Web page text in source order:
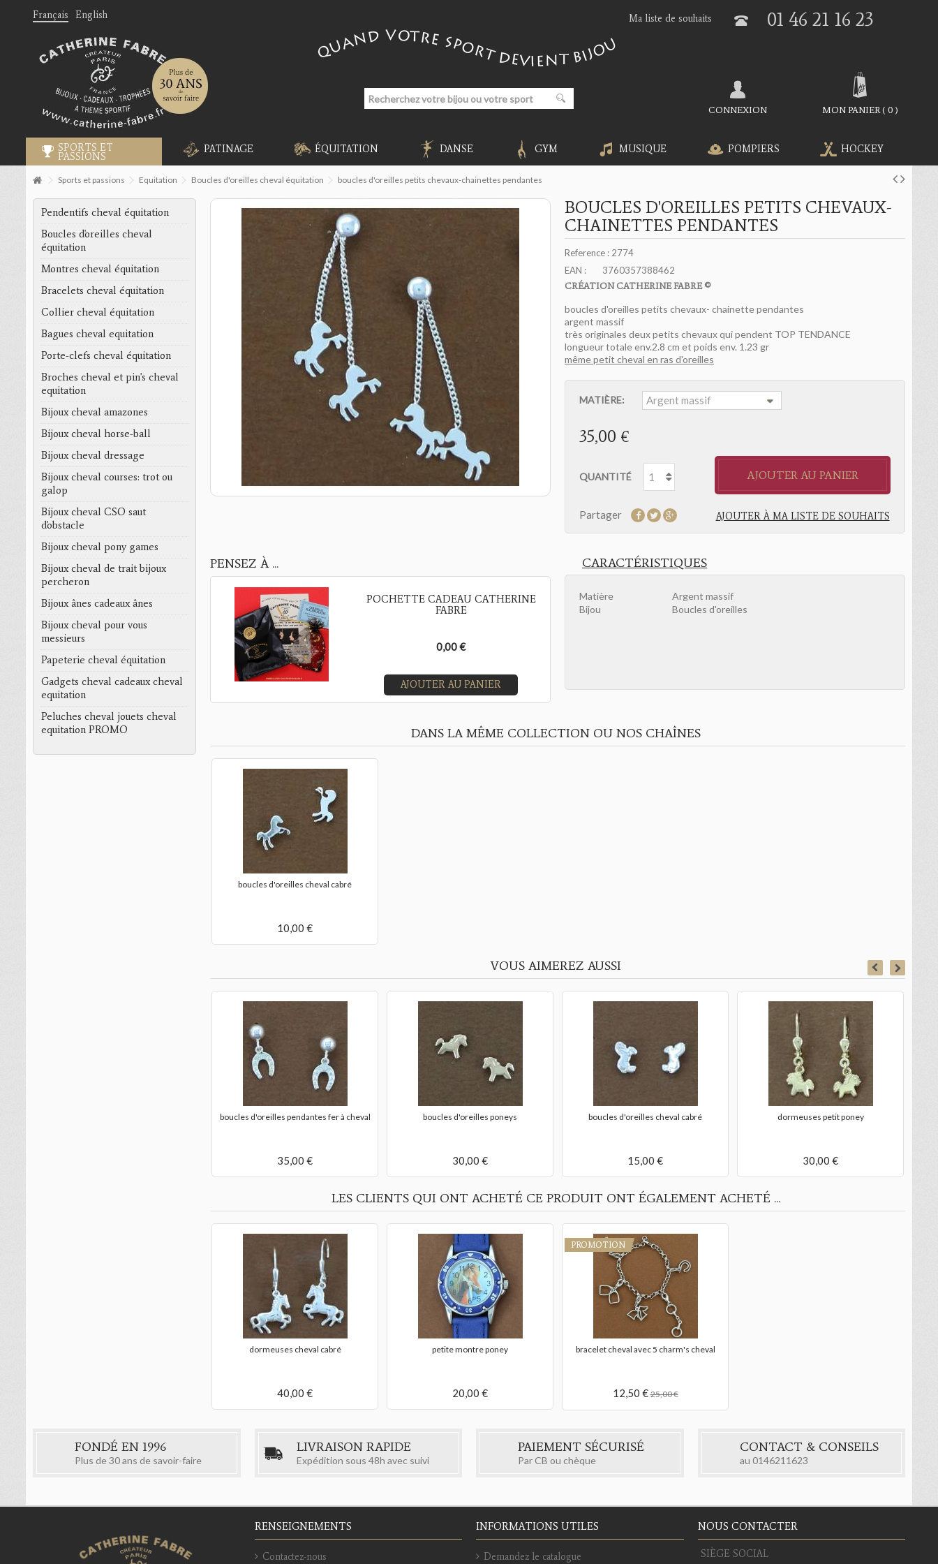
Français English 01 46 21 16 23
Ma liste de souhaits
MON PANIER( 0 )
CONNEXION
SPORTS ET
PASSIONS
PATINAGE ÉQUITATION DANSE GYM MUSIQUE POMPIERS HOCKEY
Sports et passions Equitation Boucles d'oreilles cheval équitation boucles d'oreilles petits chevaux-chainettes pendantes
BOUCLES D'OREILLES PETITS CHEVAUX-
CHAINETTES PENDANTES
Reference : 2774
EAN :
3760357388462
CRÉATION CATHERINE FABRE ©
boucles d'oreilles petits chevaux- chainette pendantes
argent massif
très originales deux petits chevaux qui pendent TOP TENDANCE
longueur totale env.2.8 cm et poids env. 1.23 gr
même petit cheval en ras d'oreilles
MATIÈRE:
35,00 €
QUANTITÉ AJOUTER AU PANIER
Partager AJOUTER À MA LISTE DE SOUHAITS
PENSEZ À ...
POCHETTE CADEAU CATHERINE
FABRE
0,00 €
AJOUTER AU PANIER
CARACTÉRISTIQUES
Matière
Argent massif
Bijou
Boucles d'oreilles
DANS LA MÊME COLLECTION OU NOS CHAÎNES
boucles d'oreilles cheval cabré
10,00 €
VOUS AIMEREZ AUSSI
boucles d'oreilles pendantes fer à cheval
35,00 €
boucles d'oreilles poneys
30,00 €
boucles d'oreilles cheval cabré
15,00 €
dormeuses petit poney
30,00 €
LES CLIENTS QUI ONT ACHETÉ CE PRODUIT ONT ÉGALEMENT ACHETÉ ...
dormeuses cheval cabré
40,00 €
petite montre poney
20,00 €
PROMOTION
bracelet cheval avec 5 charm's cheval
12,50 €25,00 €
Pendentifs cheval équitation
Boucles d'oreilles cheval
équitation
Montres cheval équitation
Bracelets cheval équitation
Collier cheval équitation
Bagues cheval equitation
Porte-clefs cheval équitation
Broches cheval et pin's cheval
equitation
Bijoux cheval amazones
Bijoux cheval horse-ball
Bijoux cheval dressage
Bijoux cheval courses: trot ou
galop
Bijoux cheval CSO saut
d'obstacle
Bijoux cheval pony games
Bijoux cheval de trait bijoux
percheron
Bijoux ânes cadeaux ânes
Bijoux cheval pour vous
messieurs
Papeterie cheval équitation
Gadgets cheval cadeaux cheval
equitation
Peluches cheval jouets cheval
equitation PROMO
FONDÉ EN 1996
Plus de 30 ans de savoir-faire
LIVRAISON RAPIDE
Expédition sous 48h avec suivi
PAIEMENT SÉCURISÉ
Par CB ou chèque
CONTACT & CONSEILS
au 0146211623
RENSEIGNEMENTS
Contactez-nous
INFORMATIONS UTILES
Demandez le catalogue
NOUS CONTACTER
SIÈGE SOCIAL